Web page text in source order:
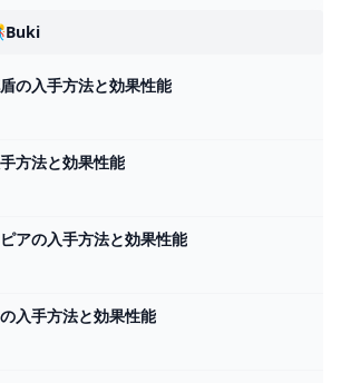
の入手方法と効果性能
方法と効果性能
アの入手方法と効果性能
入手方法と効果性能